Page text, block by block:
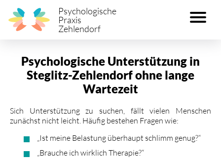
Psychologische
Praxis
Zehlendorf
Psychologische Unterstützung in
Steglitz-Zehlendorf ohne lange
Wartezeit
Sich Unterstützung zu suchen, fällt vielen Menschen
zunächst nicht leicht. Häufig bestehen Fragen wie:
„Ist meine Belastung überhaupt schlimm genug?“
„Brauche ich wirklich Therapie?“